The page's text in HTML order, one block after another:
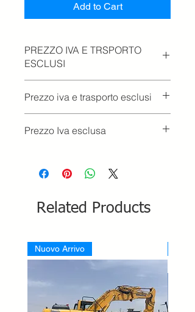
Add to Cart
PREZZO IVA E TRSPORTO
ESCLUSI
Prezzo iva e trasporto esclusi
Prezzo Iva esclusa
Related Products
Nuovo Arrivo